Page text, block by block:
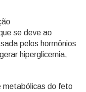
se deve ao
pelos hormônios
hiperglicemia,
metabólicas do feto